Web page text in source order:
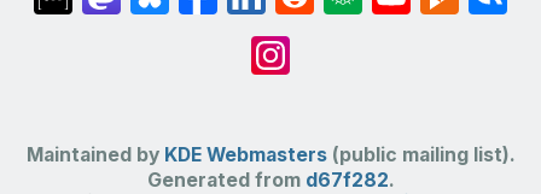
Maintained by KDE Webmasters(public mailing list).
Generated from d67f282.